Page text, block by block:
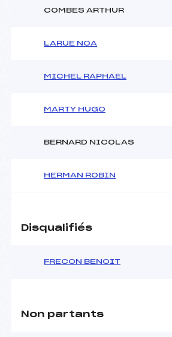
COMBES ARTHUR
LARUE NOA
MICHEL RAPHAEL
MARTY HUGO
BERNARD NICOLAS
HERMAN ROBIN
Disqualifiés
FRECON BENOIT
Non partants